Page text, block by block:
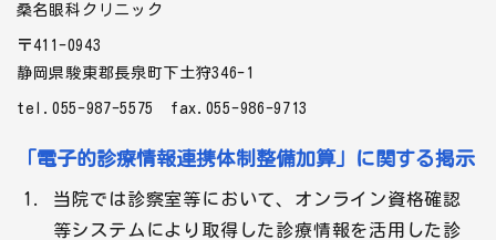
桑名眼科クリニック
〒411-0943
静岡県駿東郡長泉町下土狩346-1
tel.055-987-5575 fax.055-986-9713
「電子的診療情報連携体制整備加算」に関する掲示
当院では診察室等において、オンライン資格確認
等システムにより取得した診療情報を活用した診